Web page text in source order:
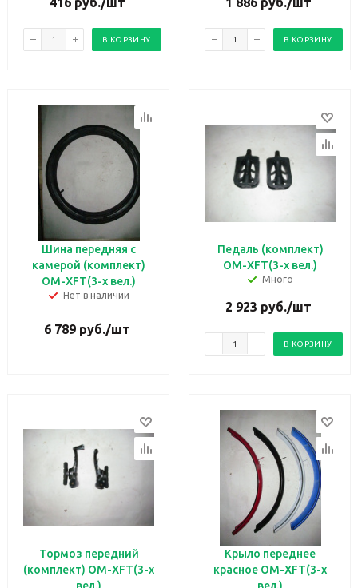
В КОРЗИНУ В КОРЗИНУ
Шина передняя с
камерой (комплект)
OM-XFT(3-х вел.)
Нет в наличии
6 789 руб./шт
Педаль (комплект)
OM-XFT(3-х вел.)
Много
2 923 руб./шт
В КОРЗИНУ
Тормоз передний
(комплект) OM-XFT(3-х
Крыло переднее
красное OM-XFT(3-х